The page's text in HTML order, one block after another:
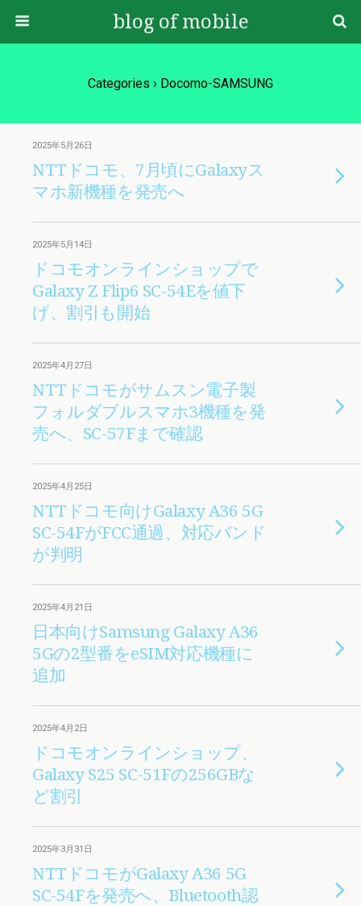
blog of mobile
Categories › Docomo-SAMSUNG
2025年5月26日
NTTドコモ、7月頃にGalaxyス
マホ新機種を発売へ
2025年5月14日
ドコモオンラインショップで
Galaxy Z Flip6 SC-54Eを値下
げ、割引も開始
2025年4月27日
NTTドコモがサムスン電子製
フォルダブルスマホ3機種を発
売へ、SC-57Fまで確認
2025年4月25日
NTTドコモ向けGalaxy A36 5G
SC-54FがFCC通過、対応バンド
が判明
2025年4月21日
日本向けSamsung Galaxy A36
5Gの2型番をeSIM対応機種に
追加
2025年4月2日
ドコモオンラインショップ、
Galaxy S25 SC-51Fの256GBな
ど割引
2025年3月31日
NTTドコモがGalaxy A36 5G
SC-54Fを発売へ、Bluetooth認